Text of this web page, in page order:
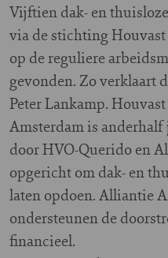
Vijftien dak- en
via de stichting
op de reguliere
gevonden. Zo verklaart
Peter Lankamp. Houvast
Amsterdam is
door HVO-Querido en
opgericht om dak- en
laten opdoen. Alliantie
ondersteunen de
financieel.